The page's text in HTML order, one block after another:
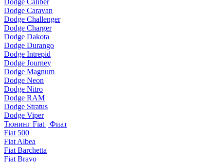
Dodge Caliber
Dodge Caravan
Dodge Challenger
Dodge Charger
Dodge Dakota
Dodge Durango
Dodge Intrepid
Dodge Journey
Dodge Magnum
Dodge Neon
Dodge Nitro
Dodge RAM
Dodge Stratus
Dodge Viper
Тюнинг Fiat | Фиат
Fiat 500
Fiat Albea
Fiat Barchetta
Fiat Bravo